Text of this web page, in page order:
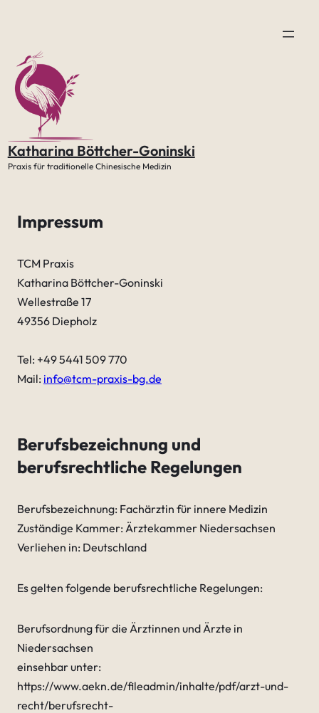
Katharina Böttcher-Goninski
Praxis für traditionelle Chinesische Medizin
Impressum
TCM Praxis
Katharina Böttcher-Goninski
Wellestraße 17
49356 Diepholz
Tel: +49 5441 509 770
Mail: info@tcm-praxis-bg.de
Berufsbezeichnung und
berufsrechtliche Regelungen
Berufsbezeichnung: Fachärztin für innere Medizin
Zuständige Kammer: Ärztekammer Niedersachsen
Verliehen in: Deutschland
Es gelten folgende berufsrechtliche Regelungen:
Berufsordnung für die Ärztinnen und Ärzte in
Niedersachsen
einsehbar unter:
https://www.aekn.de/fileadmin/inhalte/pdf/arzt-und-
recht/berufsrecht-